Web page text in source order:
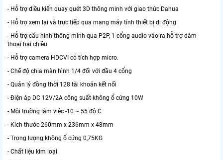
- Hỗ trợ điều kiển quay quét 3D thông minh với giao thức Dahua
- Hỗ trợ xem lại và trực tiếp qua mạng máy tính thiết bị di động
- Hỗ trợ cấu hình thông minh qua P2P, 1 cổng audio vào ra hỗ trợ đàm
thoại hai chiều
- Hỗ trợ camera HDCVI có tích hợp micro.
- Chế độ chia màn hình 1/4 đối với đầu 4 cổng
- Quản lý đồng thời 128 tài khoản kết nối
- Điện áp DC 12V/2A công suất không ổ cứng 10W
- Môi trường làm việc -10 ~ 55 độ C
- Kích thước 260mm x 236mm x 48mm
- Trọng lượng không ổ cứng 0,75KG
- Chất liệu kim loại